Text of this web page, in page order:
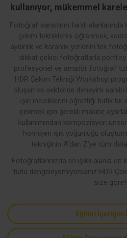
kullanıyor, mükemmel
Fotoğraf sanatının farklı alanlarında
çekim tekniklerini öğrenmek,
aydınlık ve karanlık yerlerini tek
dikkat çekici fotoğraflarla portföy
profesyonel ve amatör fotoğraf
HDR Çekim Tekniği Workshop
oluşan ve sektörde deneyim sahibi
işin inceliklerini öğrettiği butik bir
çekmek için gerekli makine
kullanımından kompozisyon
homojen ışık yoğunluğu
tekniğinin A’dan Z’ye tüm
Fotoğraflarınızda en ışıklı alanla en
türlü dengeleyemiyorsanız HDR
size göre!
Eğitim İçeriğini